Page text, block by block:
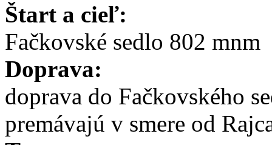
Štart a cieľ:
Fačkovské sedlo 802 mnm
Doprava:
doprava do Fačkovského
premávajú v smere od